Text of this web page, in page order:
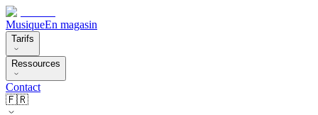
MusiqueEn magasin
Tarifs
Ressources
Contact
🇫🇷